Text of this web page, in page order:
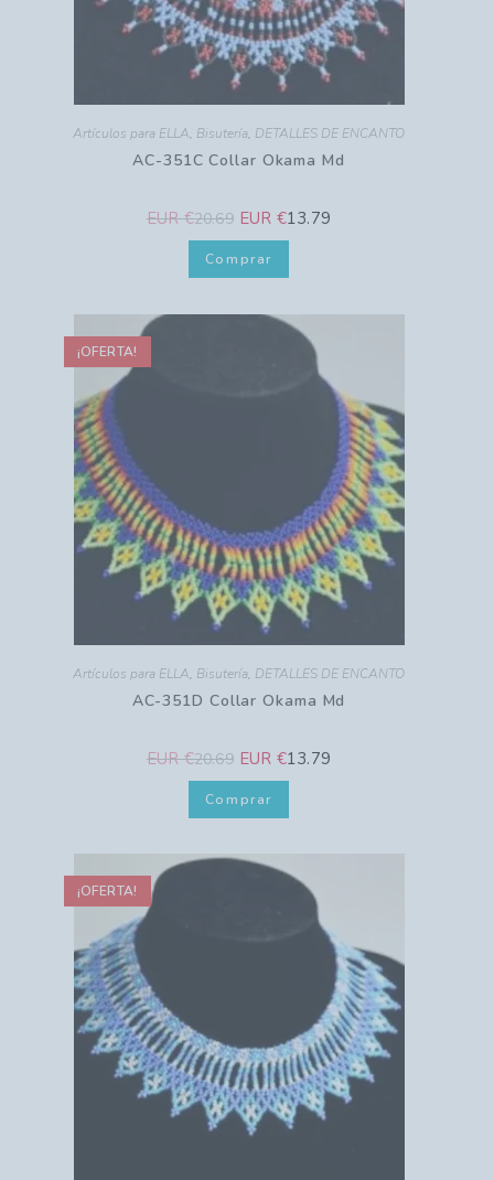
Artículos para ELLA, Bisutería, DETALLES DE ENCANTO
AC-351C Collar Okama Md
EUR €20.69 EUR €13.79
Comprar
¡OFERTA!
Artículos para ELLA, Bisutería, DETALLES DE ENCANTO
AC-351D Collar Okama Md
EUR €20.69 EUR €13.79
Comprar
¡OFERTA!